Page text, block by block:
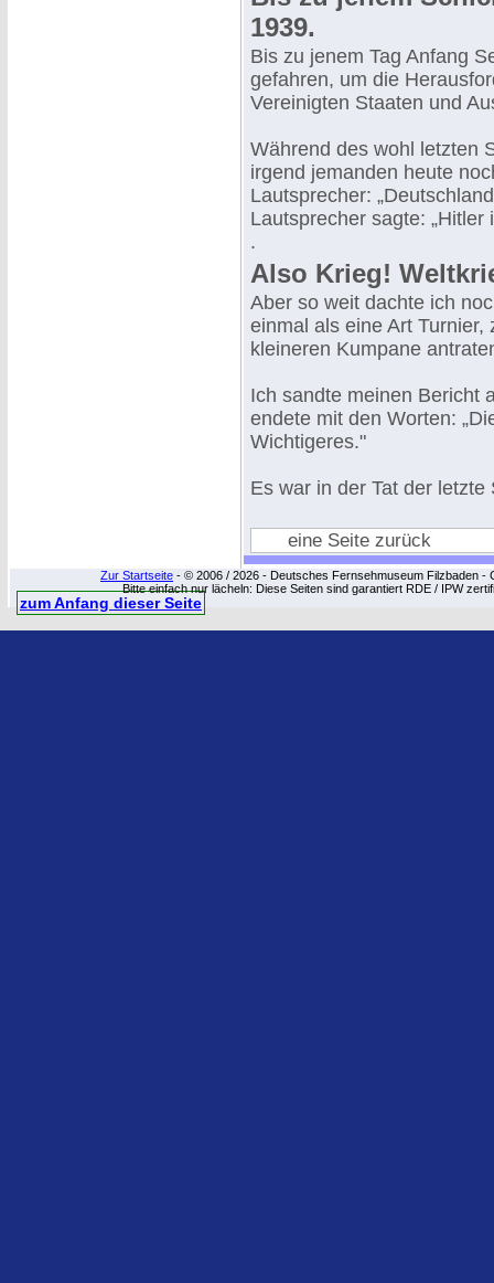
1939.
Bis zu jenem Tag Anfang
gefahren, um die
Vereinigten Staaten und
Während des wohl letzten
irgend jemanden heute
Lautsprecher:
Lautsprecher sagte:
.
Also Krieg!
Aber so weit dachte ich
einmal als eine Art
kleineren Kumpane
Ich sandte meinen Bericht
endete mit den Worten:
Wichtigeres."
Es war in der Tat der
eine Seite zurück
Zur Startseite - © 2006 / 2026 - Deutsches Fernsehmuseum Filzbaden -
Bitte einfach nur lächeln: Diese Seiten sind garantiert RDE / IPW
zum Anfang dieser Seite